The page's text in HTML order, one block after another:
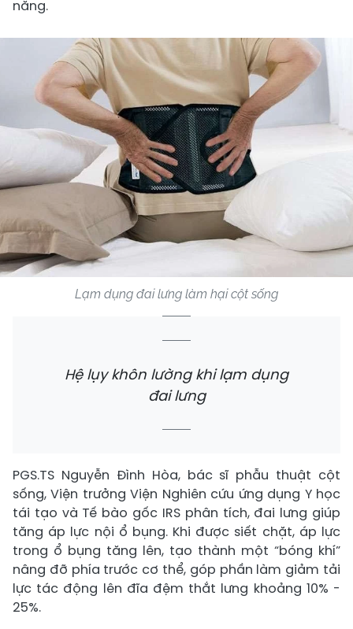
năng.
Lạm dụng đai lưng làm hại cột sống
Hệ lụy khôn lường khi lạm dụng
đai lưng
PGS.TS Nguyễn Đình Hòa, bác sĩ phẫu thuật cột
sống, Viện trưởng Viện Nghiên cứu ứng dụng Y học
tái tạo và Tế bào gốc IRS phân tích, đai lưng giúp
tăng áp lực nội ổ bụng. Khi được siết chặt, áp lực
trong ổ bụng tăng lên, tạo thành một “bóng khí”
nâng đỡ phía trước cơ thể, góp phần làm giảm tải
lực tác động lên đĩa đệm thắt lưng khoảng 10% -
25%.